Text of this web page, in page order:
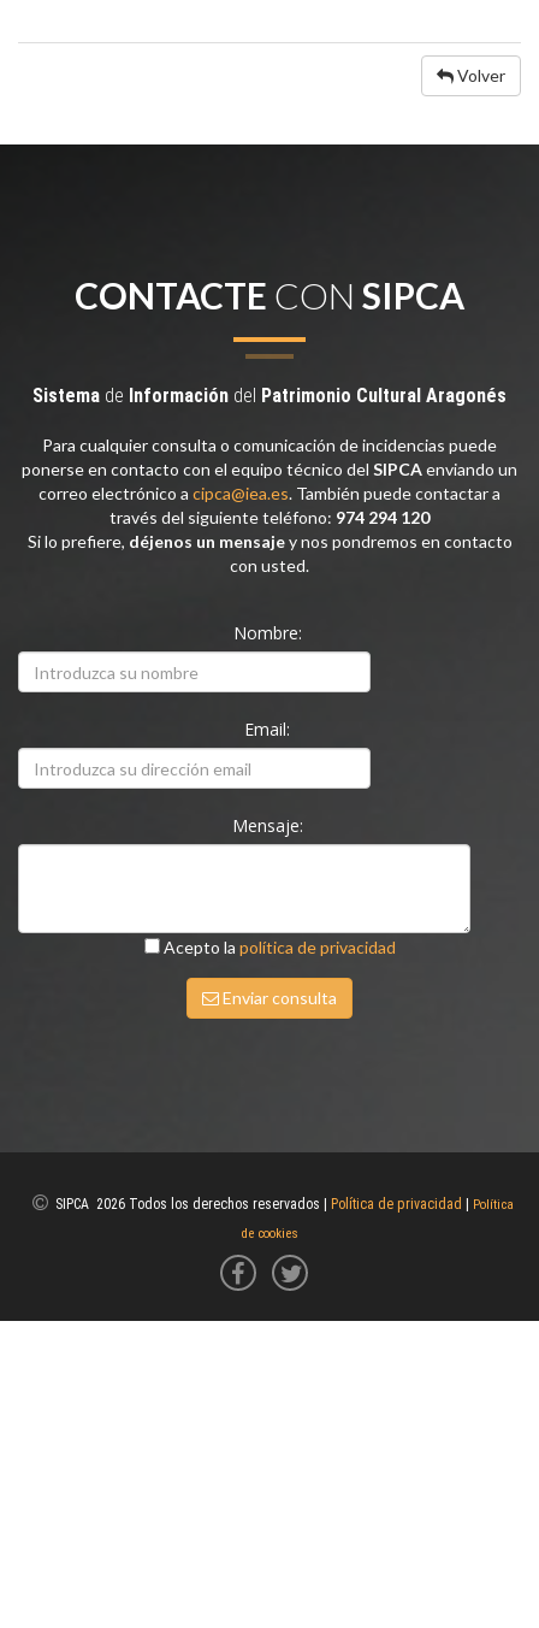
Volver
CONTACTE CON SIPCA
Sistema de Información del Patrimonio Cultural Aragonés
Para cualquier consulta o comunicación de incidencias puede
ponerse en contacto con el equipo técnico del SIPCAenviando un
correo electrónico a cipca@iea.es. También puede contactar a
través del siguiente teléfono: 974 294 120
Si lo prefiere, déjenos un mensajey nos pondremos en contacto
con usted.
Nombre:
Email:
Mensaje:
Acepto la política de privacidad
Enviar consulta
SIPCA 2026 Todos los derechos reservados | Política de privacidad
Política
de cookies